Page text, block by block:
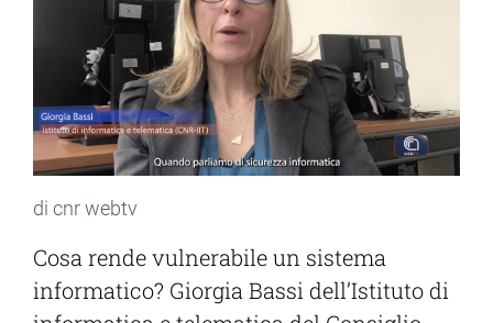
di cnr webtv
Cosa rende vulnerabile un sistema
informatico? Giorgia Bassi dell’Istituto di